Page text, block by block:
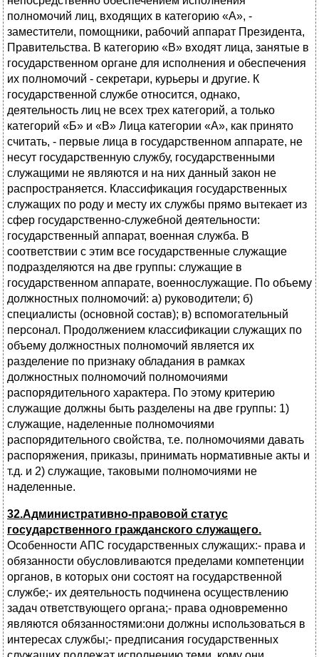
полномочий лиц, входящих в категорию «А», -
заместители, помощники, рабочий аппарат Президента,
Правительства. В категорию «В» входят лица, занятые в
государственном органе для исполнения и обеспечения
их полномочий - секретари, курьеры и другие. К
государственной службе относится, однако,
деятельность лиц не всех трех категорий, а только
категорий «Б» и «В» Лица категории «А», как принято
считать, - первые лица в государственном аппарате, не
несут государственную службу, государственными
служащими не являются и на них данный закон не
распространяется. Классификация государственных
служащих по роду и месту их службы прямо вытекает из
сфер государственно-служебной деятельности:
государственный аппарат, военная служба. В
соответствии с этим все государственные служащие
подразделяются на две группы: служащие в
государственном аппарате, военнослужащие. По объему
должностных полномочий: а) руководители; б)
специалисты (основной состав); в) вспомогательный
персонал. Продолжением классификации служащих по
объему должностных полномочий является их
разделение по признаку обладания в рамках
должностных полномочий полномочиями
распорядительного характера. По этому критерию
служащие должны быть разделены на две группы: 1)
служащие, наделенные полномочиями
распорядительного свойства, т.е. полномочиями давать
распоряжения, приказы, принимать нормативные акты и
т.д. и 2) служащие, таковыми полномочиями не
наделенные.
32.Административно-правовой статус
государственного гражданского служащего.
Особенности АПС государственных служащих:- права и
обязанности обусловливаются пределами компетенции
органов, в которых они состоят на государственной
службе;- их деятельность подчинена осуществлению
задач ответствующего органа;- права одновременно
являются обязанностями:они должны использоваться в
интересах службы;- предписания государственных